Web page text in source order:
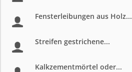
Fensterleibungen aus Holz...
Streifen gestrichene...
Kalkzementmörtel oder...